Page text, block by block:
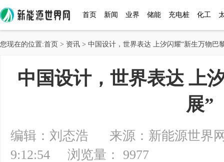
首页 新闻 业界 储能 充电桩 化工
您现在的位置:首页 > 资讯 > 中国设计，世界表达 上汐闪耀“新生万物巴
中国设计，世界表达 上
展”
编辑：刘态浩 来源：新能源世界
9:12:54 浏览量： 9977